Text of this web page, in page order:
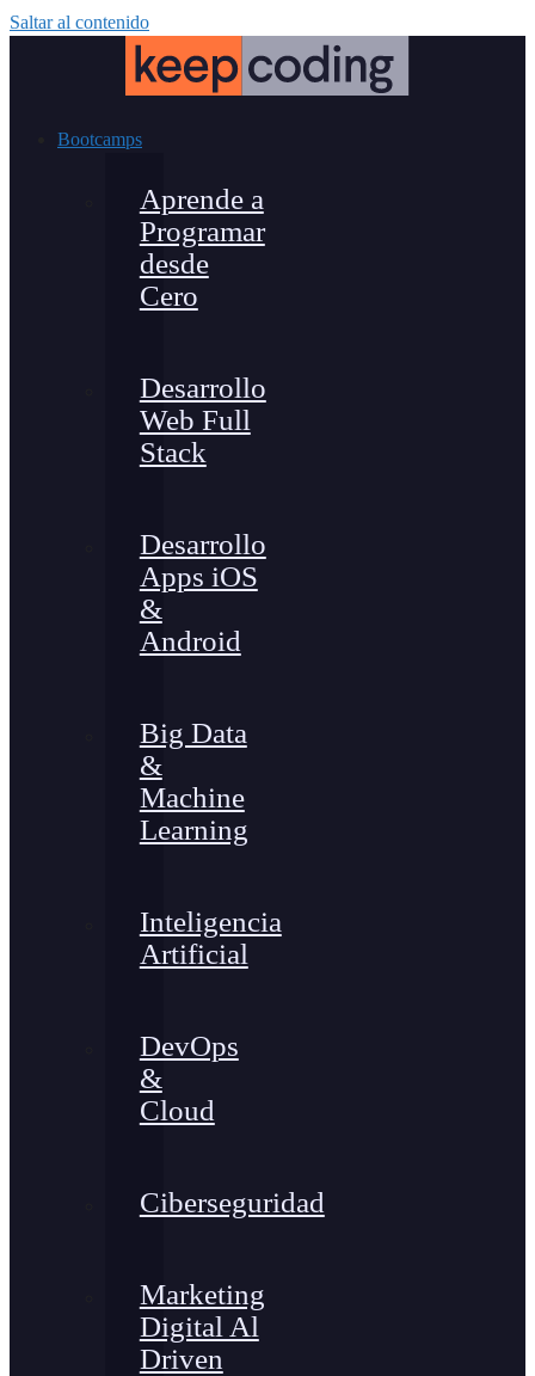
Saltar al contenido
Bootcamps
Aprende a
Programar
desde
Cero
Desarrollo
Web Full
Stack
Desarrollo
Apps iOS
&
Android
Big Data
&
Machine
Learning
Inteligencia
Artificial
DevOps
&
Cloud
Ciberseguridad
Marketing
Digital Al
Driven